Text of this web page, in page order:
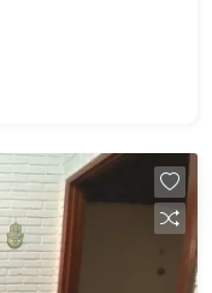
água, jardineiro,